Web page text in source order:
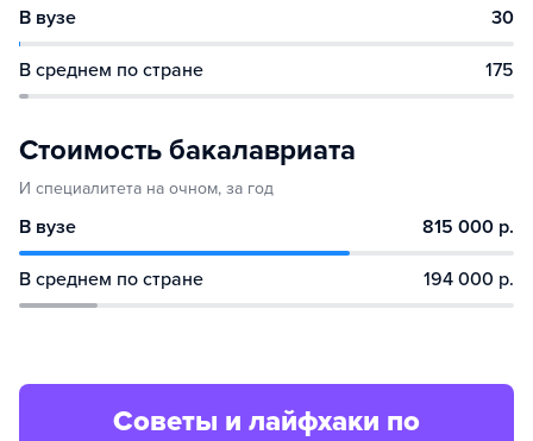
В вузе 30
В среднем по стране 175
Стоимость бакалавриата
И специалитета на очном, за год
В вузе 815 000 р.
В среднем по стране 194 000 р.
Советы и лайфхаки по